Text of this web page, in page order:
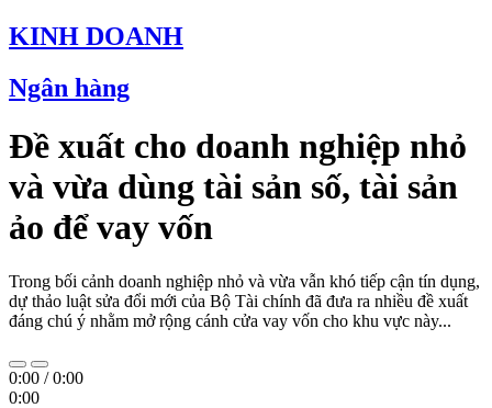
KINH DOANH
Ngân hàng
Đề xuất cho doanh nghiệp nhỏ
và vừa dùng tài sản số, tài sản
ảo để vay vốn
Trong bối cảnh doanh nghiệp nhỏ và vừa vẫn khó tiếp cận tín dụng,
dự thảo luật sửa đổi mới của Bộ Tài chính đã đưa ra nhiều đề xuất
đáng chú ý nhằm mở rộng cánh cửa vay vốn cho khu vực này...
0:00 /0:00
0:00